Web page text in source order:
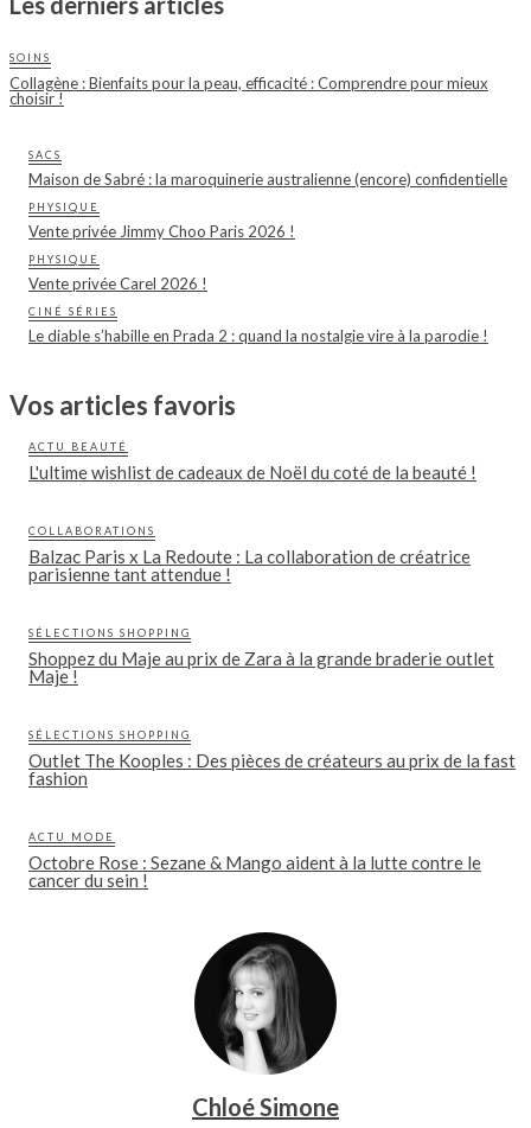
SOINS
Collagène : Bienfaits pour la peau, efficacité : Comprendre pour mieux
choisir !
SACS
Maison de Sabré : la maroquinerie australienne (encore) confidentielle
PHYSIQUE
Vente privée Jimmy Choo Paris 2026 !
PHYSIQUE
Vente privée Carel 2026 !
CINÉ SÉRIES
Le diable s’habille en Prada 2 : quand la nostalgie vire à la parodie !
Vos articles favoris
ACTU BEAUTÉ
L'ultime wishlist de cadeaux de Noël du coté de la beauté !
COLLABORATIONS
Balzac Paris x La Redoute : La collaboration de créatrice
parisienne tant attendue !
SÉLECTIONS SHOPPING
Shoppez du Maje au prix de Zara à la grande braderie outlet
Maje !
SÉLECTIONS SHOPPING
Outlet The Kooples : Des pièces de créateurs au prix de la fast
fashion
ACTU MODE
Octobre Rose : Sezane & Mango aident à la lutte contre le
cancer du sein !
Chloé Simone